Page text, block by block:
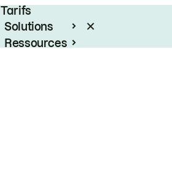
Tarifs
Solutions
Ressources